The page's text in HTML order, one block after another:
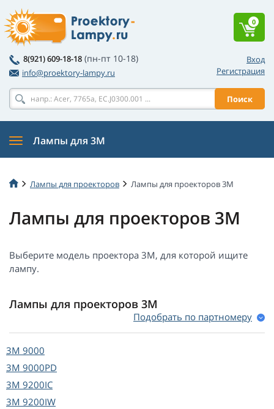
Вход
Регистрация
8(921) 609-18-18 (пн-пт 10-18)
info@proektory-lampy.ru
Поиск
0
Лампы для 3M
Лампы для проекторов Лампы для проекторов 3M
Лампы для проекторов 3M
Выберите модель проектора 3M, для которой ищите
лампу.
Лампы для проекторов 3M
Подобрать по партномеру
3M 9000
3M 9000PD
3M 9200IC
3M 9200IW